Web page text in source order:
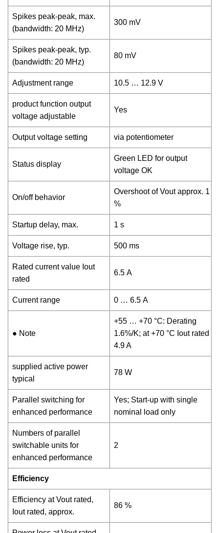
Spikes peak-peak, max.
(bandwidth: 20 MHz)
300 mV
Spikes peak-peak, typ.
(bandwidth: 20 MHz)
80 mV
Adjustment range 10.5 … 12.9 V
product function output
voltage adjustable
Yes
Output voltage setting via potentiometer
Status display
Green LED for output
voltage OK
On/off behavior
Overshoot of Vout approx. 1
%
Startup delay, max. 1 s
Voltage rise, typ. 500 ms
Rated current value Iout
rated
6.5 A
Current range 0 … 6.5 A
● Note
+55 … +70 °C: Derating
1.6%/K; at +70 °C Iout rated
4.9 A
supplied active power
typical
78 W
Parallel switching for
enhanced performance
Yes; Start-up with single
nominal load only
Numbers of parallel
switchable units for
enhanced performance
2
Efficiency
Efficiency at Vout rated,
Iout rated, approx.
86 %